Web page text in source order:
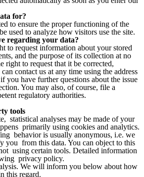
for?
to ensure the proper functioning of the
used to analyze how visitors use the site.
regarding your data?
to request information about your stored
and the purpose of its collection at no
right to request that it be corrected,
contact us at any time using the address
you have further questions about the issue
You may also, of course, file a
regulatory authorities.
tools
statistical analyses may be made of your
primarily using cookies and analytics.
behavior is usually anonymous, i.e. we
you from this data. You can object to this
using certain tools. Detailed information
privacy policy.
We will inform you below about how
this regard.